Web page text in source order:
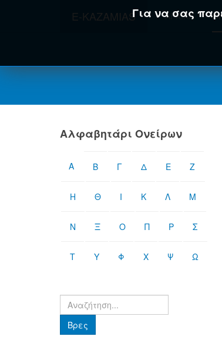
E-KAZAMIASΓια να σας
ΑΡΧΙΚΉ
Αλφαβητάρι Ονείρων
Α Β Γ Δ Ε Ζ
Η Θ Ι Κ Λ Μ
Ν Ξ Ο Π Ρ Σ
Τ Υ Φ Χ Ψ Ω
Βρες
Βρες